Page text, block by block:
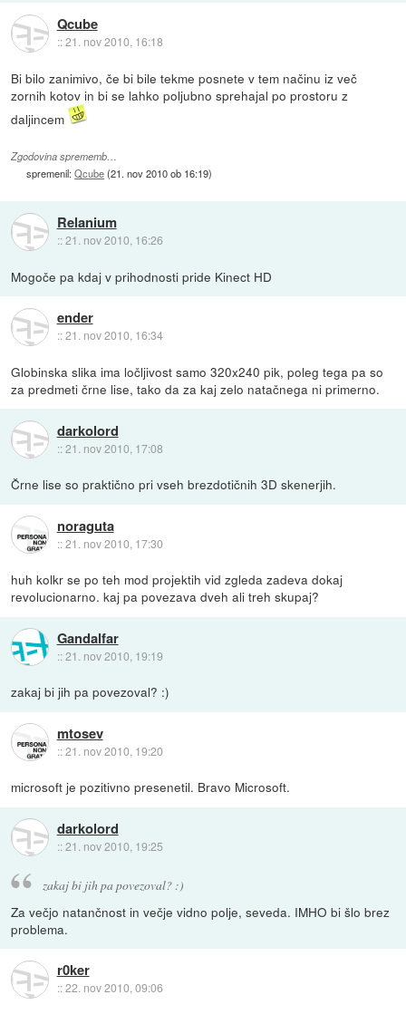
Qcube
::21. nov 2010, 16:18
Bi bilo zanimivo, če bi bile tekme posnete v tem načinu iz več
zornih kotov in bi se lahko poljubno sprehajal po prostoru z
daljincem
Zgodovina sprememb…
spremenil:Qcube(21. nov 2010 ob 16:19)
Relanium
::21. nov 2010, 16:26
Mogoče pa kdaj v prihodnosti pride Kinect HD
ender
::21. nov 2010, 16:34
Globinska slika ima ločljivost samo 320x240 pik, poleg tega pa so
za predmeti črne lise, tako da za kaj zelo natačnega ni primerno.
darkolord
::21. nov 2010, 17:08
Črne lise so praktično pri vseh brezdotičnih 3D skenerjih.
noraguta
::21. nov 2010, 17:30
huh kolkr se po teh mod projektih vid zgleda zadeva dokaj
revolucionarno. kaj pa povezava dveh ali treh skupaj?
Gandalfar
::21. nov 2010, 19:19
zakaj bi jih pa povezoval? :)
mtosev
::21. nov 2010, 19:20
microsoft je pozitivno presenetil. Bravo Microsoft.
darkolord
::21. nov 2010, 19:25
zakaj bi jih pa povezoval? :)
Za večjo natančnost in večje vidno polje, seveda. IMHO bi šlo brez
problema.
r0ker
::22. nov 2010, 09:06